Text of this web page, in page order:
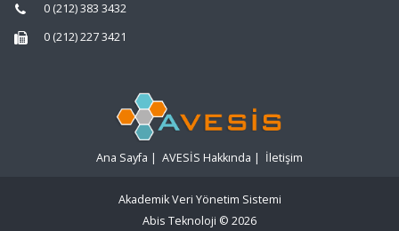
0 (212) 383 3432
0 (212) 227 3421
Ana Sayfa | AVESİS Hakkında | İletişim
Akademik Veri Yönetim Sistemi
Abis Teknoloji © 2026